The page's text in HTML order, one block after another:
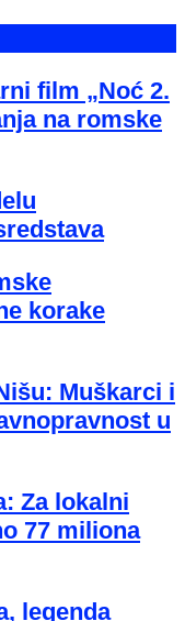
film „Noć 2.
na romske
korake
Muškarci i
u
Za lokalni
77 miliona
legenda